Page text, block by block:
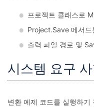
프로젝트 클래스로
Project.Save 메서드
출력 파일 경로 및
시스템 요구
변환 예제 코드를 실행하기